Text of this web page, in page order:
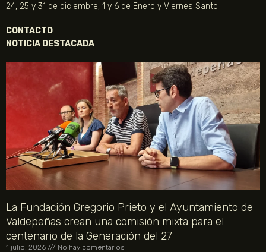
24, 25 y 31 de diciembre, 1 y 6 de Enero y Viernes Santo
CONTACTO
NOTICIA DESTACADA
La Fundación Gregorio Prieto y el Ayuntamiento de
Valdepeñas crean una comisión mixta para el
centenario de la Generación del 27
1 julio, 2026 No hay comentarios